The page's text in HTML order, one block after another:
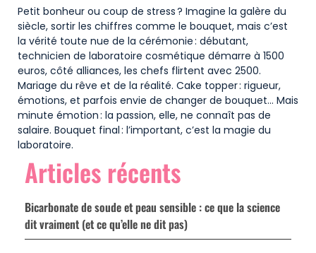
Petit bonheur ou coup de stress ? Imagine la galère du
siècle, sortir les chiffres comme le bouquet, mais c’est
la vérité toute nue de la cérémonie : débutant,
technicien de laboratoire cosmétique démarre à 1500
euros, côté alliances, les chefs flirtent avec 2500.
Mariage du rêve et de la réalité. Cake topper : rigueur,
émotions, et parfois envie de changer de bouquet… Mais
minute émotion : la passion, elle, ne connaît pas de
salaire. Bouquet final : l’important, c’est la magie du
laboratoire.
Articles récents
Bicarbonate de soude et peau sensible : ce que la science
dit vraiment (et ce qu’elle ne dit pas)